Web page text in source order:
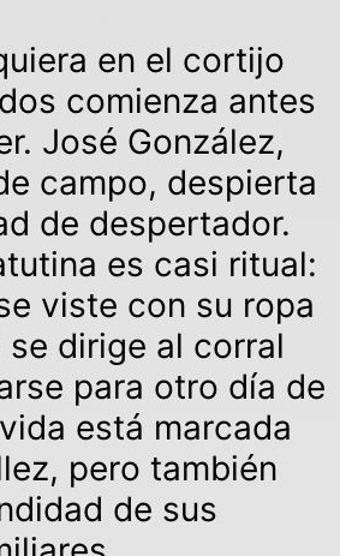
en el cortijo
comienza antes
José González,
campo, despierta
de despertador.
es casi ritual:
viste con su ropa
dirige al corral
para otro día de
está marcada
pero también
de sus